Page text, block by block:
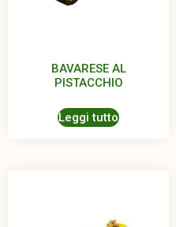
BAVARESE AL
PISTACCHIO
Leggi tutto